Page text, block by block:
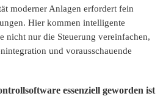
moderner Anlagen erfordert fein
Hier kommen intelligente
nicht nur die Steuerung vereinfachen,
und vorausschauende
essenziell geworden ist